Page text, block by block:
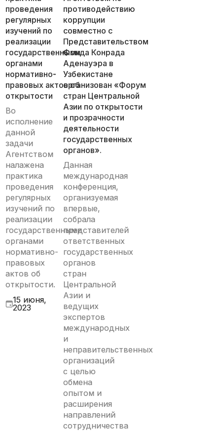
проведения
регулярных
изучений по
реализации
государственными
органами
нормативно-
правовых актов об
открытости
Во
исполнение
данной
задачи
Агентством
налажена
практика
проведения
регулярных
изучений по
реализации
государственными
органами
нормативно-
правовых
актов об
открытости.
15 июня,
2023
противодействию
коррупции
совместно с
Представительством
Фонда Конрада
Аденауэра в
Узбекистане
организован «Форум
стран Центральной
Азии по открытости
и прозрачности
деятельности
государственных
органов».
Данная
международная
конференция,
организуемая
впервые,
собрала
представителей
ответственных
государственных
органов
стран
Центральной
Азии и
ведущих
экспертов
международных
и
неправительственных
организаций
с целью
обмена
опытом и
расширения
направлений
сотрудничества